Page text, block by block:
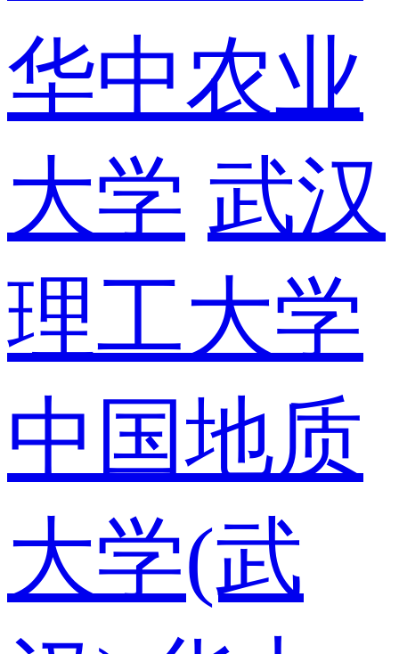
华中农业
大学 武汉
理工大学
中国地质
大学(武